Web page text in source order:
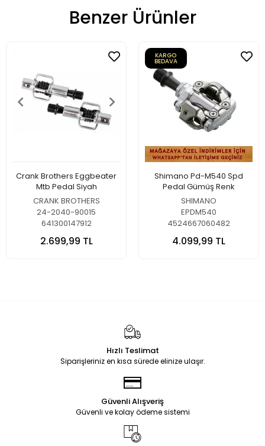
Benzer Ürünler
Crank Brothers Eggbeater
Mtb Pedal Siyah
CRANK BROTHERS
24-2040-90015
641300147912
2.699,99 TL
KARGO
BEDAVA
Shimano Pd-M540 Spd
Pedal Gümüş Renk
SHIMANO
EPDM540
4524667060482
4.099,99 TL
Hızlı Teslimat
Siparişleriniz en kısa sürede elinize ulaşır.
Güvenli Alışveriş
Güvenli ve kolay ödeme sistemi